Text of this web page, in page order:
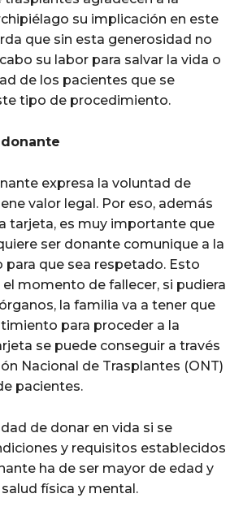
su implicación en este
que sin esta generosidad no
su labor para salvar la vida o
de los pacientes que se
tipo de procedimiento.
expresa la voluntad de
valor legal. Por eso, además
tarjeta, es muy importante que
ser donante comunique a la
para que sea respetado. Esto
el momento de fallecer, si pudiera
la familia va a tener que
para proceder a la
se puede conseguir a través
Nacional de Trasplantes (ONT)
pacientes.
de donar en vida si se
y requisitos establecidos
ha de ser mayor de edad y
física y mental.